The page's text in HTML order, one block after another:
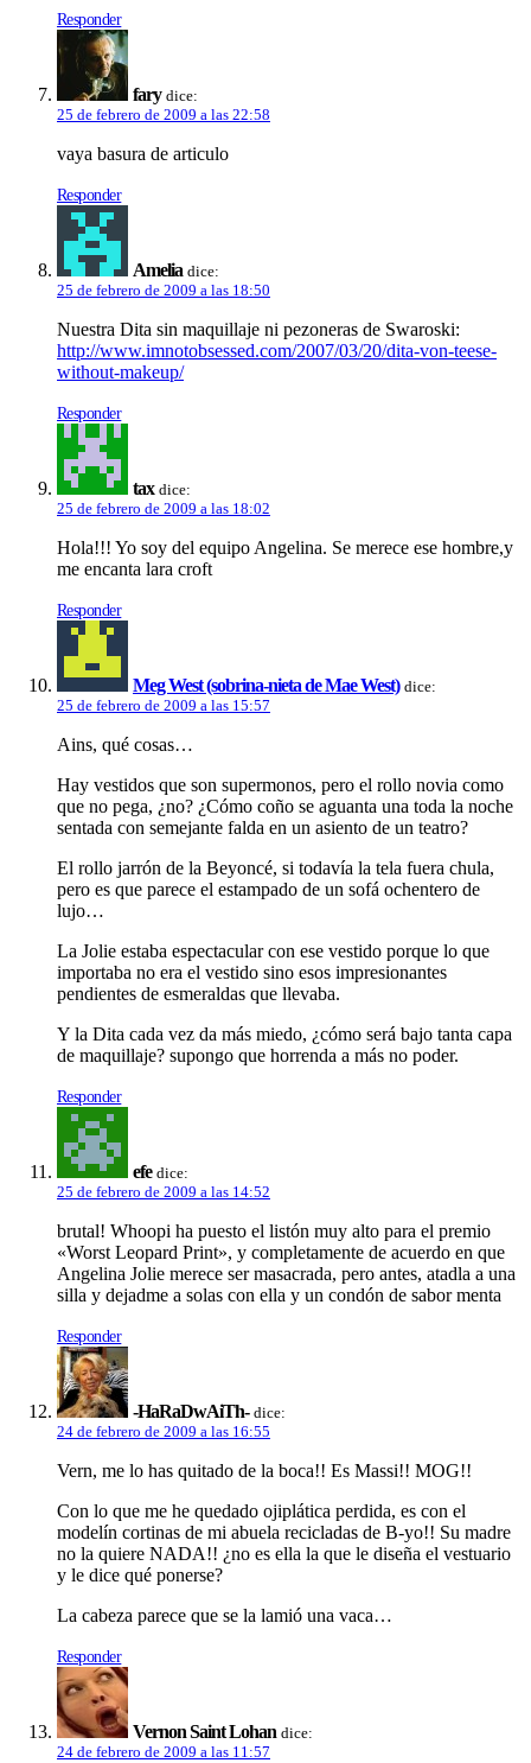
Responder
fary dice:
25 de febrero de 2009 a las 22:58
vaya basura de articulo
Responder
Amelia dice:
25 de febrero de 2009 a las 18:50
Nuestra Dita sin maquillaje ni pezoneras de Swaroski:
http://www.imnotobsessed.com/2007/03/20/dita-von-teese-
without-makeup/
Responder
tax dice:
25 de febrero de 2009 a las 18:02
Hola!!! Yo soy del equipo Angelina. Se merece ese hombre,y
me encanta lara croft
Responder
Meg West (sobrina-nieta de Mae West) dice:
25 de febrero de 2009 a las 15:57
Ains, qué cosas…
Hay vestidos que son supermonos, pero el rollo novia como
que no pega, ¿no? ¿Cómo coño se aguanta una toda la noche
sentada con semejante falda en un asiento de un teatro?
El rollo jarrón de la Beyoncé, si todaví­a la tela fuera chula,
pero es que parece el estampado de un sofá ochentero de
lujo…
La Jolie estaba espectacular con ese vestido porque lo que
importaba no era el vestido sino esos impresionantes
pendientes de esmeraldas que llevaba.
Y la Dita cada vez da más miedo, ¿cómo será bajo tanta capa
de maquillaje? supongo que horrenda a más no poder.
Responder
efe dice:
25 de febrero de 2009 a las 14:52
brutal! Whoopi ha puesto el listón muy alto para el premio
«Worst Leopard Print», y completamente de acuerdo en que
Angelina Jolie merece ser masacrada, pero antes, atadla a una
silla y dejadme a solas con ella y un condón de sabor menta
Responder
-HaRaDwAiTh- dice:
24 de febrero de 2009 a las 16:55
Vern, me lo has quitado de la boca!! Es Massi!! MOG!!
Con lo que me he quedado ojiplática perdida, es con el
modelí­n cortinas de mi abuela recicladas de B-yo!! Su madre
no la quiere NADA!! ¿no es ella la que le diseña el vestuario
y le dice qué ponerse?
La cabeza parece que se la lamió una vaca…
Responder
Vernon Saint Lohan dice:
24 de febrero de 2009 a las 11:57